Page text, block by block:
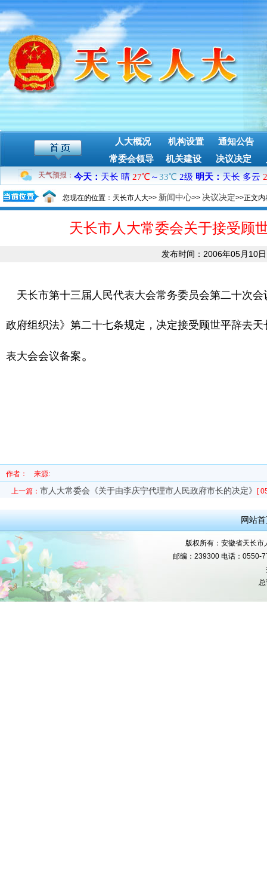
人大概况 机构设置
通知公告
常委会领导
机关建设 决议决定
天气预报：
您现在的位置：天长市人大>> 新闻中心>> 决议决定>>正文内
天长市人大常委会关于接受顾
发布时间：2006年05月10日
天长市第十三届人民代表大会常务委员会第二十次
政府组织法》第二十七条规定，决定接受顾世平辞去
表大会会议备案。
作者： 来源:
上一篇： 市人大常委会《关于由李庆宁代理市人民政府市长的决定》 [
网站
版权所有：安徽省天长
邮编：239300 电话：0550-